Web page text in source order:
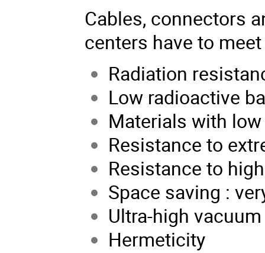
Cables, connectors
centers have to
Radiation
Low radioactive
Materials with
Resistance to
Resistance to
Space saving :
Ultra-high
Hermeticity